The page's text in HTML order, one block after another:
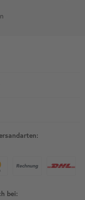
bei: